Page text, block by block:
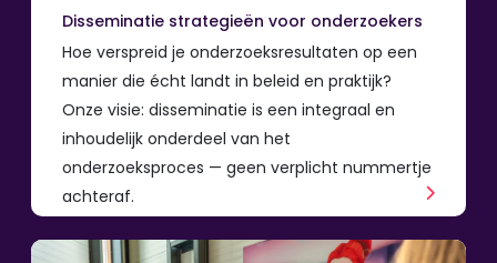
Disseminatie strategieën voor onderzoekers
Hoe verspreid je onderzoeksresultaten op een
manier die écht landt in beleid en praktijk?
Onze visie: disseminatie is een integraal en
inhoudelijk onderdeel van het
onderzoeksproces — geen verplicht nummertje
achteraf.